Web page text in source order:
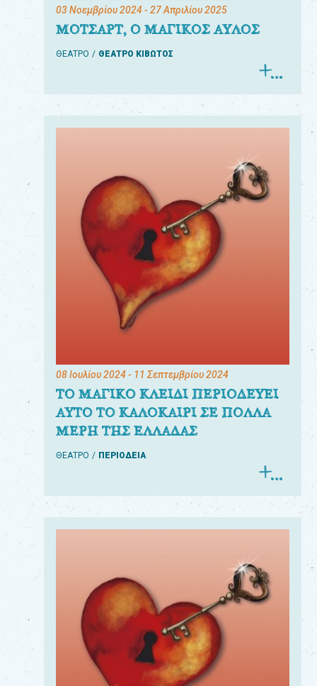
03 Νοεμβρίου 2024- 27 Απριλίου 2025
ΜΟΤΣΑΡΤ, Ο ΜΑΓΙΚΟΣ ΑΥΛΟΣ
ΘΕΑΤΡΟ ΘΕΑΤΡΟ ΚΙΒΩΤΟΣ
08 Ιουλίου 2024- 11 Σεπτεμβρίου 2024
ΤΟ ΜΑΓΙΚΟ ΚΛΕΙΔΙ ΠΕΡΙΟΔΕΥΕΙ
ΑΥΤΟ ΤΟ ΚΑΛΟΚΑΙΡΙ ΣΕ ΠΟΛΛΑ
ΜΕΡΗ ΤΗΣ ΕΛΛΑΔΑΣ
ΘΕΑΤΡΟ ΠΕΡΙΟΔΕΙΑ